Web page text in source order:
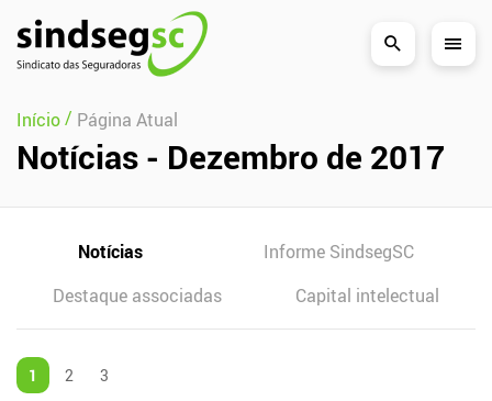
Pular Navegação (s)
Início/ Página Atual
Notícias - Dezembro de 2017
Notícias
Informe SindsegSC
Destaque associadas
Capital intelectual
1 2 3